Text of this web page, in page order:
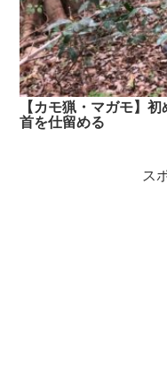
【カモ猟・マガモ】
首を仕留める
ス